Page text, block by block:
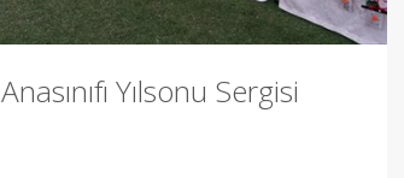
Anasınıfı Yılsonu Sergisi